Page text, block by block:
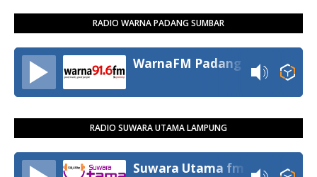
RADIO WARNA PADANG SUMBAR
WarnaFM Padang
RADIO SUWARA UTAMA LAMPUNG
Suwara Utama fm